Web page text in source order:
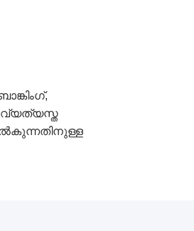
വ്യത്യസ്ത